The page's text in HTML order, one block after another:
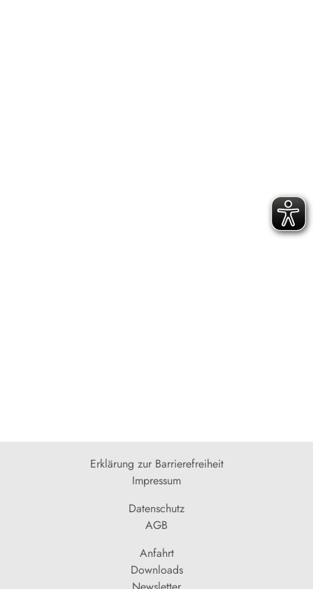
Erklärung zur Barrierefreiheit
Impressum
Datenschutz
AGB
Anfahrt
Downloads